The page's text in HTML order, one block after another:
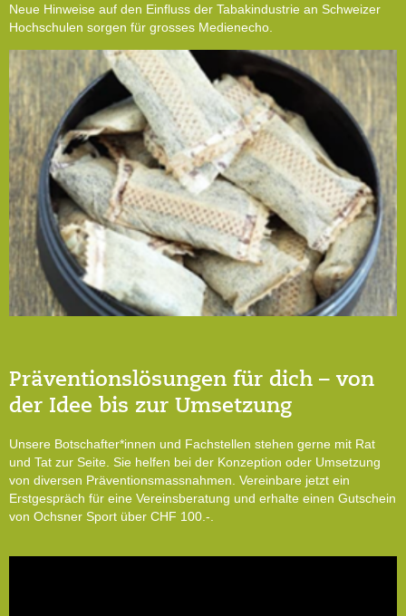
Neue Hinweise auf den Einfluss der Tabakindustrie an Schweizer
Hochschulen sorgen für grosses Medienecho.
Präventionslösungen für dich – von
der Idee bis zur Umsetzung
Unsere Botschafter*innen und Fachstellen stehen gerne mit Rat
und Tat zur Seite. Sie helfen bei der Konzeption oder Umsetzung
von diversen Präventionsmassnahmen. Vereinbare jetzt ein
Erstgespräch für eine Vereinsberatung und erhalte einen Gutschein
von Ochsner Sport über CHF 100.-.